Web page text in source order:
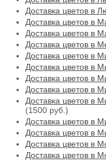
Доставка цветов в
Доставка цветов в
Доставка цветов в
Доставка цветов в
Доставка цветов в
Доставка цветов в
Доставка цветов в
Доставка цветов в
Доставка цветов в
(1500 руб.)
Доставка цветов в
Доставка цветов в
Доставка цветов в
Доставка цветов в